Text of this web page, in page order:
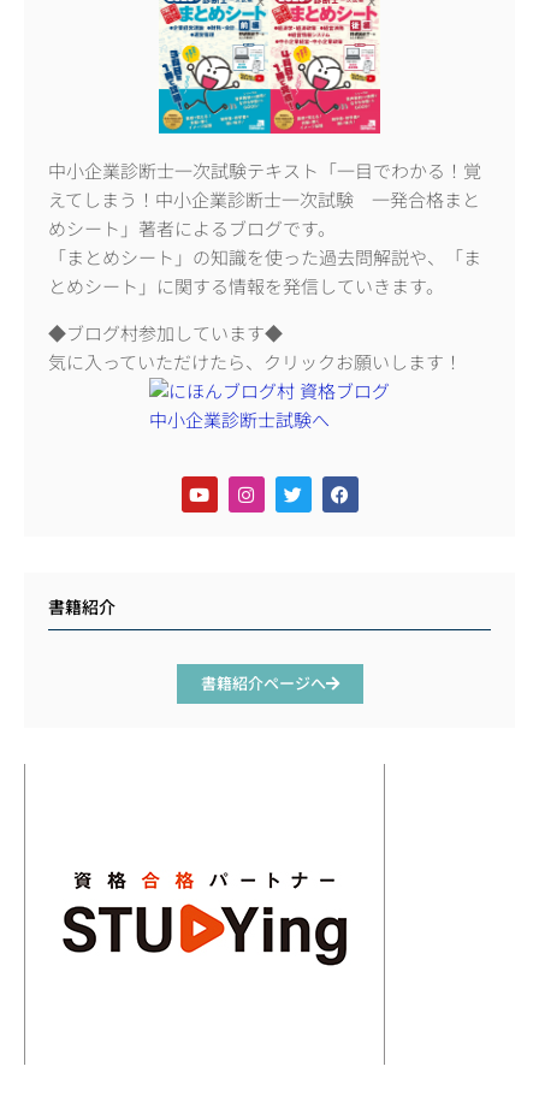
中小企業診断士一次試験テキスト「一目でわかる！覚
えてしまう！中小企業診断士一次試験 一発合格まと
めシート」著者によるブログです。
「まとめシート」の知識を使った過去問解説や、「ま
とめシート」に関する情報を発信していきます。
◆ブログ村参加しています◆
気に入っていただけたら、クリックお願いします！
書籍紹介
書籍紹介ページへ